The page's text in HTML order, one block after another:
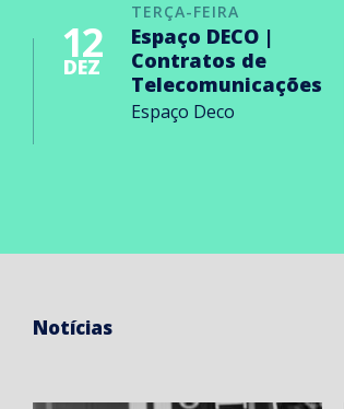
TERÇA-FEIRA
12
DEZ
Espaço DECO |
Contratos de
Telecomunicações
Espaço Deco
Notícias